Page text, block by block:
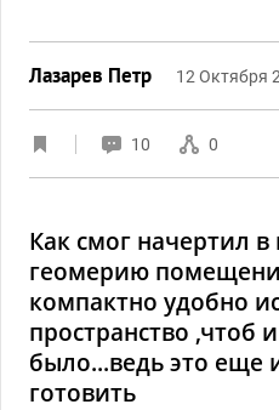
Лазарев Петр 12 Октября
10 0
Как смог начертил
геомерию
компактно удобно
пространство ,чтоб
было...ведь это еще
готовить